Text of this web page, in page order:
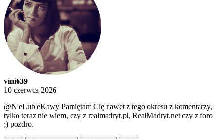
vini639
10 czerwca 2026
@NieLubieKawy Pamiętam Cię nawet z tego okresu z komentarzy,
tylko teraz nie wiem, czy z realmadryt.pl, RealMadryt.net czy z foro
;) pozdro.